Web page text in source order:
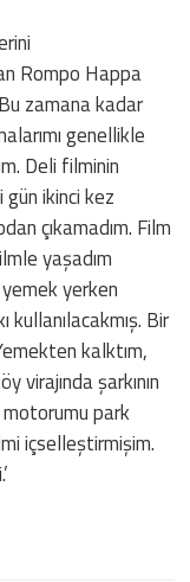
Rompo Happa
zamana kadar
genellikle
Deli filminin
ikinci kez
çıkamadım. Film
yaşadım
yerken
Bir
kalktım,
virajında şarkının
park
içselleştirmişim.